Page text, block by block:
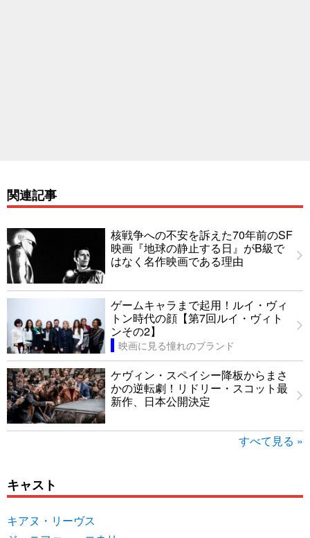
関連記事
核戦争への不安を訴えた70年前のSF
映画『地球の静止する日』がB級で
はなく名作映画である理由
ゲームキャラまで起用！ルイ・ヴィ
トン時代の顔【第7回ルイ・ヴィト
ンその2】
映画に見る憧れのブランド
ケヴィン・スペイシー降板からまさ
かの逆転劇！リドリー・スコット最
新作、日本公開決定
すべて見る »
キャスト
キアヌ・リーヴス